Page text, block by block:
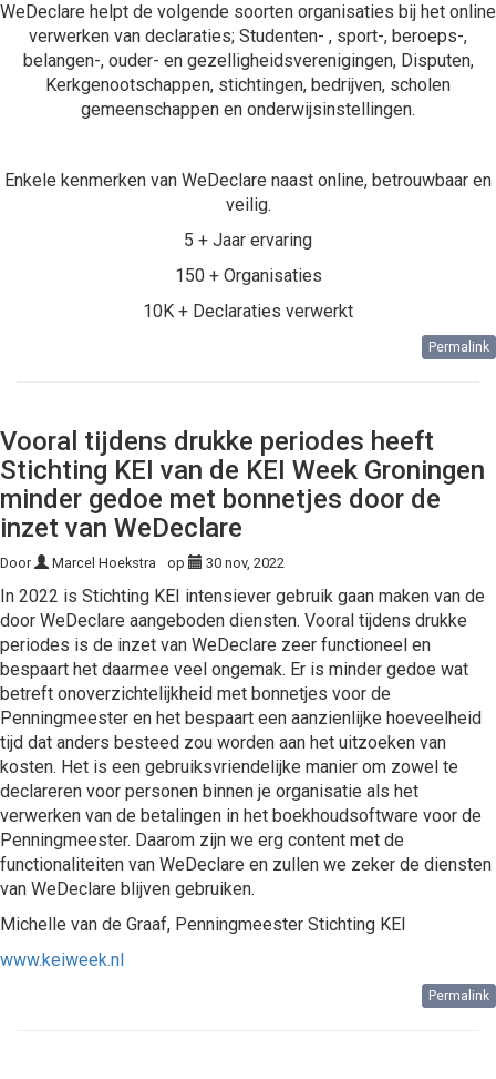
WeDeclare helpt de volgende soorten organisaties bij het online
verwerken van declaraties; Studenten- , sport-, beroeps-,
belangen-, ouder- en gezelligheidsverenigingen, Disputen,
Kerkgenootschappen, stichtingen, bedrijven, scholen
gemeenschappen en onderwijsinstellingen.
Enkele kenmerken van WeDeclare naast online, betrouwbaar en
veilig.
5 + Jaar ervaring
150 + Organisaties
10K + Declaraties verwerkt
Permalink
Vooral tijdens drukke periodes heeft
Stichting KEI van de KEI Week Groningen
minder gedoe met bonnetjes door de
inzet van WeDeclare
Door Marcel Hoekstra op 30 nov, 2022
In 2022 is Stichting KEI intensiever gebruik gaan maken van de
door WeDeclare aangeboden diensten. Vooral tijdens drukke
periodes is de inzet van WeDeclare zeer functioneel en
bespaart het daarmee veel ongemak. Er is minder gedoe wat
betreft onoverzichtelijkheid met bonnetjes voor de
Penningmeester en het bespaart een aanzienlijke hoeveelheid
tijd dat anders besteed zou worden aan het uitzoeken van
kosten. Het is een gebruiksvriendelijke manier om zowel te
declareren voor personen binnen je organisatie als het
verwerken van de betalingen in het boekhoudsoftware voor de
Penningmeester. Daarom zijn we erg content met de
functionaliteiten van WeDeclare en zullen we zeker de diensten
van WeDeclare blijven gebruiken.
Michelle van de Graaf, Penningmeester Stichting KEI
www.keiweek.nl
Permalink